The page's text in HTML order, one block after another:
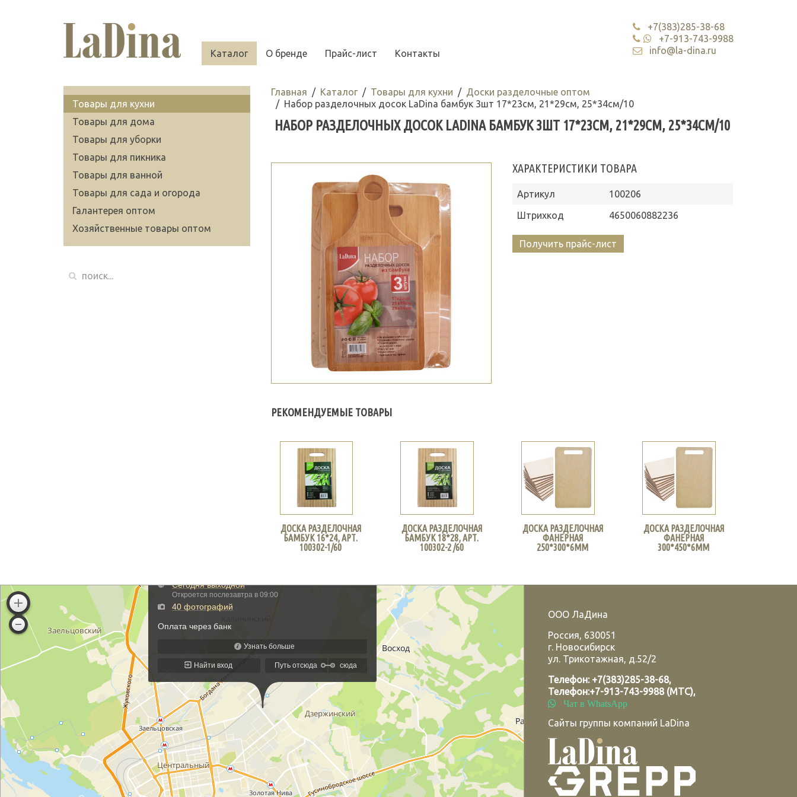
Каталог О бренде Прайс-лист Контакты
+7(383)285-38-68
+7-913-743-9988
info@la-dina.ru
Главная Каталог Товары для кухни
Доски разделочные оптом
Набор разделочных досок LaDina бамбук 3шт 17*23см, 21*29см, 25*34см/10
НАБОР РАЗДЕЛОЧНЫХ ДОСОК LADINA БАМБУК 3ШТ 17*23СМ, 21*29СМ, 25*34СМ/10
ХАРАКТЕРИСТИКИ ТОВАРА
Артикул
100206
Штрихкод
4650060882236
Получить прайс-лист
РЕКОМЕНДУЕМЫЕ ТОВАРЫ
ДОСКА РАЗДЕЛОЧНАЯ
БАМБУК 16*24, АРТ.
100302-1/60
ДОСКА РАЗДЕЛОЧНАЯ
БАМБУК 18*28, АРТ.
100302-2 /60
ДОСКА РАЗДЕЛОЧНАЯ
ФАНЕРНАЯ
250*300*6ММ
ДОСКА РАЗДЕЛОЧНАЯ
ФАНЕРНАЯ
300*450*6ММ
Товары для кухни
Товары для дома
Товары для уборки
Товары для пикника
Товары для ванной
Товары для сада и огорода
Галантерея оптом
Хозяйственные товары оптом
ООО ЛаДина
Россия, 630051
г. Новосибирск
ул. Трикотажная, д.52/2
Телефон: +7(383)285-38-68,
Телефон:+7-913-743-9988 (МТС),
Чат в WhatsApp
Сайты группы компаний LaDina